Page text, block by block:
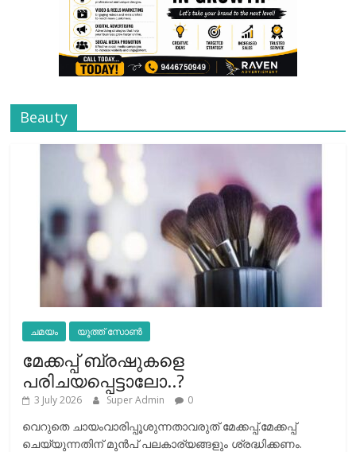
Beauty
ചമയം യൂത്ത് സോൺ
മേക്കപ്പ് ബ്രഷുകളെ
പരിചയപ്പെട്ടാലോ..?
3 July 2026 Super Admin 0
വെറുതെ ചായംവാരിപ്പൂശുന്നതാവരുത് മേക്കപ്പ്.മേക്കപ്പ്
ചെയ്യുന്നതിന് മുന്‍പ് പലകാര്യങ്ങളും ശ്രദ്ധിക്കണം.